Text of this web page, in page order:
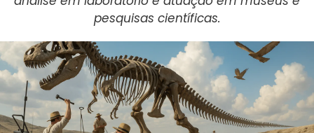
pesquisas científicas.